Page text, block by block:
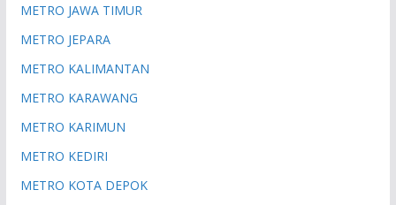
METRO JAWA TIMUR
METRO JEPARA
METRO KALIMANTAN
METRO KARAWANG
METRO KARIMUN
METRO KEDIRI
METRO KOTA DEPOK